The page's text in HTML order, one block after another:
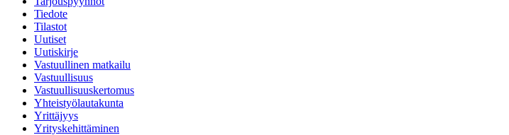
Tiedote
Tilastot
Uutiset
Uutiskirje
Vastuullinen matkailu
Vastuullisuus
Vastuullisuuskertomus
Yhteistyölautakunta
Yrittäjyys
Yrityskehittäminen